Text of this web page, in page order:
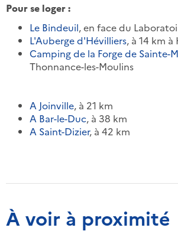
Pour se loger :
Le Bindeuil, en face du
L'Auberge d'Hévilliers, à 14 km
Camping de la Forge de Sainte-
Thonnance-les-Moulins
A Joinville, à 21 km
A Bar-le-Duc, à 38 km
A Saint-Dizier, à 42 km
À voir à proximité